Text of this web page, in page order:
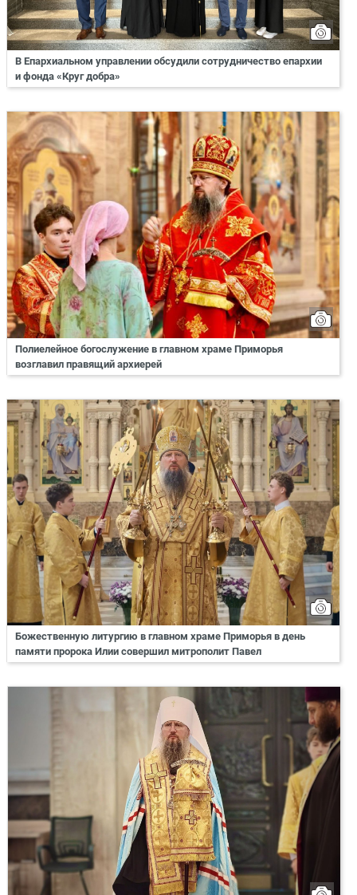
В Епархиальном управлении обсудили сотрудничество епархии
и фонда «Круг добра»
Полиелейное богослужение в главном храме Приморья
возглавил правящий архиерей
Божественную литургию в главном храме Приморья в день
памяти пророка Илии совершил митрополит Павел